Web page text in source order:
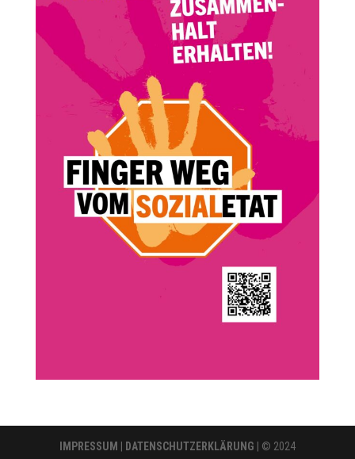
IMPRESSUM DATENSCHUTZERKLÄRUNG | © 2024